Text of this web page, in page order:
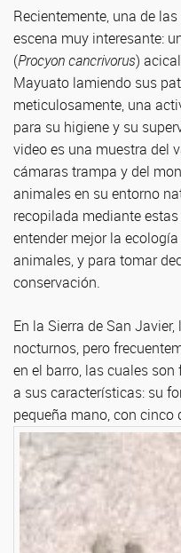
Recientemente, una de
escena muy interesante:
(Procyon cancrivorus)
Mayuato lamiendo sus
meticulosamente, una
para su higiene y su
video es una muestra del
cámaras trampa y del
animales en su entorno
recopilada mediante
entender mejor la
animales, y para tomar
conservación.
En la Sierra de San
nocturnos, pero
en el barro, las cuales
a sus características: su
pequeña mano, con cinco